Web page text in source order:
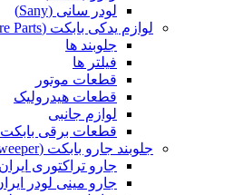
لودر سانی (Sany)
لوازم یدکی بابکت (Bobcat Spare Parts)
جلوبند ها
فیلتر ها
قطعات موتور
قطعات هیدرولیک
لوازم جانبی
قطعات برقی بابکت
جلوبند جارو بابکت (Bobcat Sweeper)
جارو تراکتوری
جارو مینی لودر